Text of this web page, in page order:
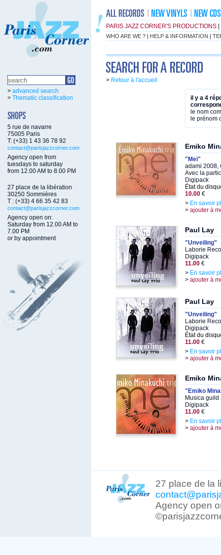
PARIS JAZZ CORNER'S PRODUCTIONS
WHO ARE WE ? | HELP & INFORMATION |
> advanced search
> Thematic classification
5 rue de navarre
75005 Paris
T: (+33) 1 43 36 78 92
contact@parisjazzcorner.com
Agency open from
tuesdays to saturday
from 12.00 AM to 8.00 PM
27 place de la libération
30250 Sommières
T : (+33) 4 66 35 42 83
contact@parisjazzcorner.com
Agency open on:
Saturday from 12.00 AM to
7.00 PM
or by appointment
> Retour à l'accueil
il y a 4
le nom
le prénom
Emiko
"Mei"
adami 2008,
Avec la
Digipack
État du
10.00 €
> En savoir
> ajouter à
Paul Lay
"Unveiling"
Laborie
Digipack
11.00 €
> En savoir
> ajouter à
Paul Lay
"Unveiling"
Laborie
Digipack
État du
11.00 €
> En savoir
> ajouter à
Emiko
"Emiko
Musica
Digipack
11.00 €
> En savoir
> ajouter à
27 place de la
Agency open